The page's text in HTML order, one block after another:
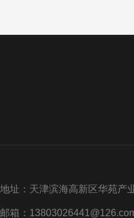
地址：天津滨海高新区华苑产
邮箱：